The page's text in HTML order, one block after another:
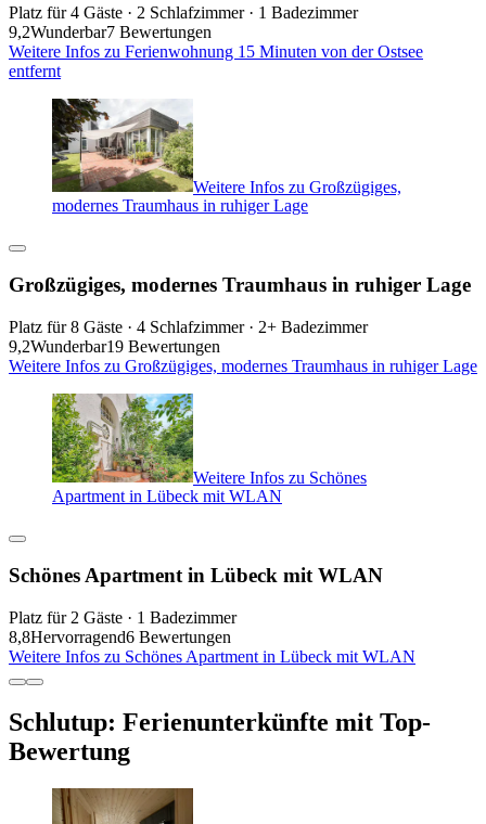
Platz für 4 Gäste · 2 Schlafzimmer · 1 Badezimmer
9,2Wunderbar7 Bewertungen
Weitere Infos zu Ferienwohnung 15 Minuten von der Ostsee
entfernt
Weitere Infos zu Großzügiges,
modernes Traumhaus in ruhiger Lage
Großzügiges, modernes Traumhaus in ruhiger Lage
Platz für 8 Gäste · 4 Schlafzimmer · 2+ Badezimmer
9,2Wunderbar19 Bewertungen
Weitere Infos zu Großzügiges, modernes Traumhaus in ruhiger Lage
Weitere Infos zu Schönes
Apartment in Lübeck mit WLAN
Schönes Apartment in Lübeck mit WLAN
Platz für 2 Gäste · 1 Badezimmer
8,8Hervorragend6 Bewertungen
Weitere Infos zu Schönes Apartment in Lübeck mit WLAN
Schlutup: Ferienunterkünfte mit Top-
Bewertung